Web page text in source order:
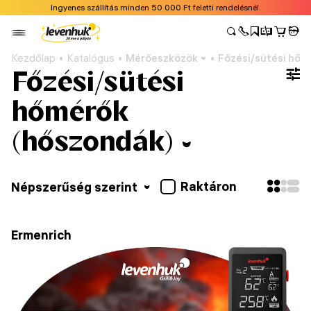
Ingyenes szállítás minden 50 000 Ft feletti rendelésnél.
Kezdőlap Katalógus Mérőeszközök Főzési/sütési
Főzési/sütési
hőmérők
(hőszondák)
Népszerűség szerint Raktáron
Ermenrich